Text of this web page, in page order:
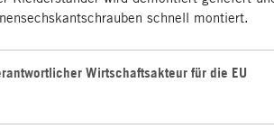
schnell montiert.
Wirtschaftsakteur für die EU